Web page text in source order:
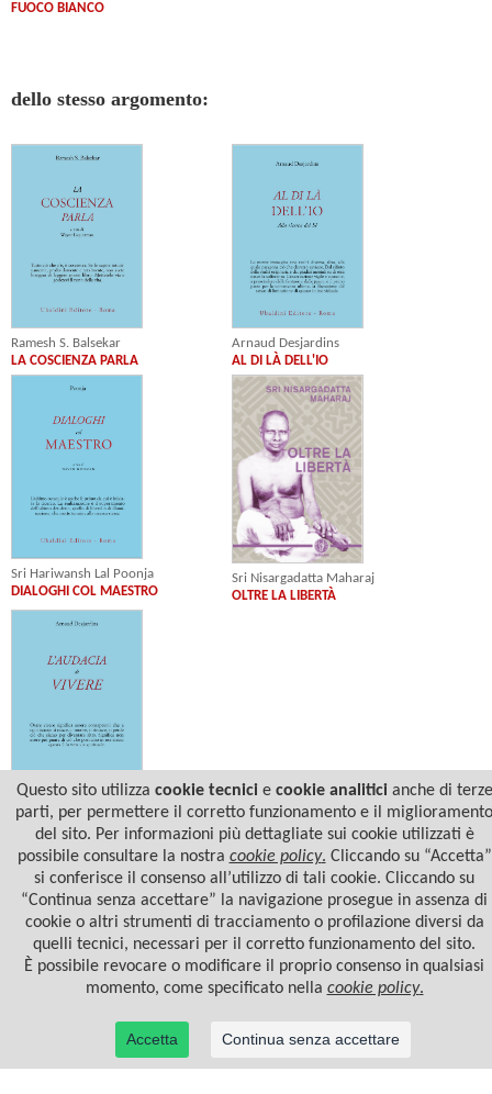
FUOCO BIANCO
dello stesso argomento:
Ramesh S. Balsekar
LA COSCIENZA PARLA
Arnaud Desjardins
AL DI LÀ DELL'IO
Sri Hariwansh Lal Poonja
DIALOGHI COL MAESTRO
Sri Nisargadatta Maharaj
OLTRE LA LIBERTÀ
Arnaud Desjardins
L'AUDACIA DI VIVERE
© 2022 Casa Editrice Astrolabio - Ubaldini Editore S.r.l. - P.IVA 10323461003 |
privacy/cookies
Questo sito utilizza cookie tecnicie cookie analiticianche di terze
parti, per permettere il corretto funzionamento e il miglioramento
del sito. Per informazioni più dettagliate sui cookie utilizzati è
possibile consultare la nostra cookie policy. Cliccando su “Accetta”
si conferisce il consenso all’utilizzo di tali cookie. Cliccando su
“Continua senza accettare” la navigazione prosegue in assenza di
cookie o altri strumenti di tracciamento o profilazione diversi da
quelli tecnici, necessari per il corretto funzionamento del sito.
È possibile revocare o modificare il proprio consenso in qualsiasi
momento, come specificato nella cookie policy.
Accetta Continua senza accettare